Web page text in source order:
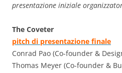
presentazione iniziale
The Coveter
pitch di presentazione finale
Conrad Pao (Co-founder &
Thomas Meyer (Co-founder &